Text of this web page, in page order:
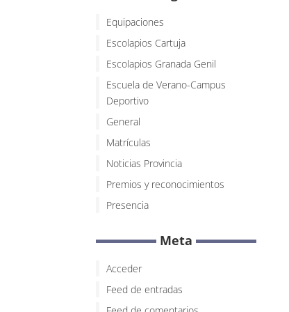
Equipaciones
Escolapios Cartuja
Escolapios Granada Genil
Escuela de Verano-Campus
Deportivo
General
Matrículas
Noticias Provincia
Premios y reconocimientos
Presencia
Meta
Acceder
Feed de entradas